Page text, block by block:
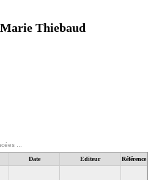
Thiebaud
...
Date Editeur Référence